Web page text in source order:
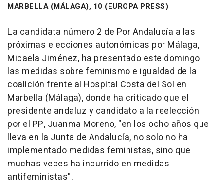
MARBELLA (MÁLAGA), 10 (EUROPA PRESS)
La candidata número 2 de Por Andalucía a las
próximas elecciones autonómicas por Málaga,
Micaela Jiménez, ha presentado este domingo
las medidas sobre feminismo e igualdad de la
coalición frente al Hospital Costa del Sol en
Marbella (Málaga), donde ha criticado que el
presidente andaluz y candidato a la reelección
por el PP, Juanma Moreno, "en los ocho años que
lleva en la Junta de Andalucía, no solo no ha
implementado medidas feministas, sino que
muchas veces ha incurrido en medidas
antifeministas".